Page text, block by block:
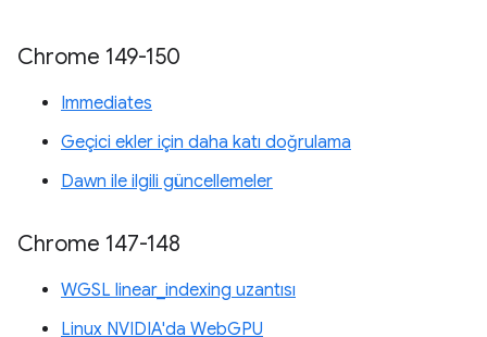
Chrome 149-150
Immediates
Geçici ekler için daha katı doğrulama
Dawn ile ilgili güncellemeler
Chrome 147-148
WGSL linear_indexing uzantısı
Linux NVIDIA'da WebGPU